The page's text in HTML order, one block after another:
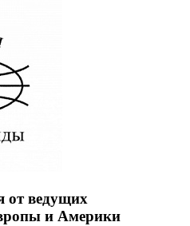
от ведущих
и Америки